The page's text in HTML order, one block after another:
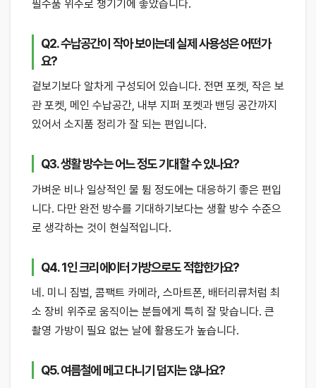
필수품 위주로 챙기기에 좋았습니다.
Q2. 수납공간이 작아 보이는데 실제 사용성은 어떤가
요?
겉보기보다 알차게 구성되어 있습니다. 전면 포켓, 작은 보
관 포켓, 메인 수납공간, 내부 지퍼 포켓과 밴딩 공간까지
있어서 소지품 정리가 잘 되는 편입니다.
Q3. 생활 방수는 어느 정도 기대할 수 있나요?
가벼운 비나 일상적인 물 튐 정도에는 대응하기 좋은 편입
니다. 다만 완전 방수를 기대하기보다는 생활 방수 수준으
로 생각하는 것이 현실적입니다.
Q4. 1인 크리에이터 가방으로도 적합한가요?
네. 미니 짐벌, 콤팩트 카메라, 스마트폰, 배터리류처럼 최
소 장비 위주로 움직이는 분들에게 특히 잘 맞습니다. 큰
촬영 가방이 필요 없는 날에 활용도가 높습니다.
Q5. 여름철에 메고 다니기 덥지는 않나요?